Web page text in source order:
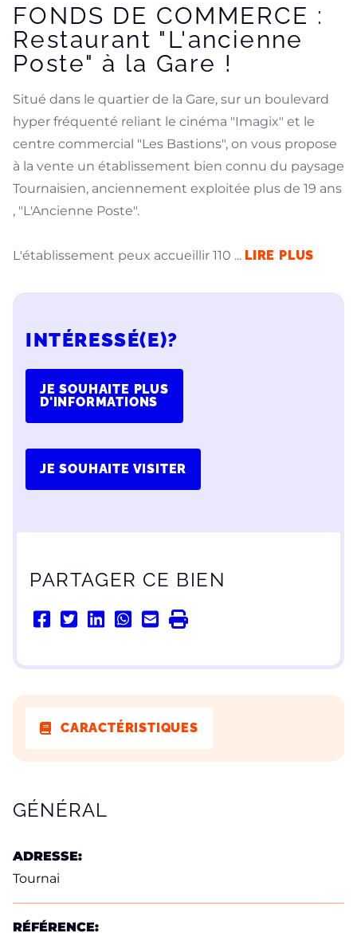
FONDS DE COMMERCE :
Restaurant "L'ancienne
Poste" à la Gare !
Situé dans le quartier de la Gare, sur un boulevard
hyper fréquenté reliant le cinéma "Imagix" et le
centre commercial "Les Bastions", on vous propose
à la vente un établissement bien connu du paysage
Tournaisien, anciennement exploitée plus de 19 ans
, "L'Ancienne Poste".
L'établissement peux accueillir 110 ... LIRE PLUS
INTÉRESSÉ(E)?
JE SOUHAITE PLUS
D'INFORMATIONS
JE SOUHAITE VISITER
PARTAGER CE BIEN
CARACTÉRISTIQUES
CARACTÉRISTIQUES
GÉNÉRAL
ADRESSE:
Tournai
RÉFÉRENCE: